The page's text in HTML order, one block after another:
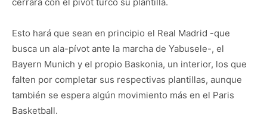
Esto hará que sean en principio el Real Madrid -que
busca un ala-pívot ante la marcha de Yabusele-, el
Bayern Munich y el propio Baskonia, un interior, los que
falten por completar sus respectivas plantillas, aunque
también se espera algún movimiento más en el Paris
Basketball.